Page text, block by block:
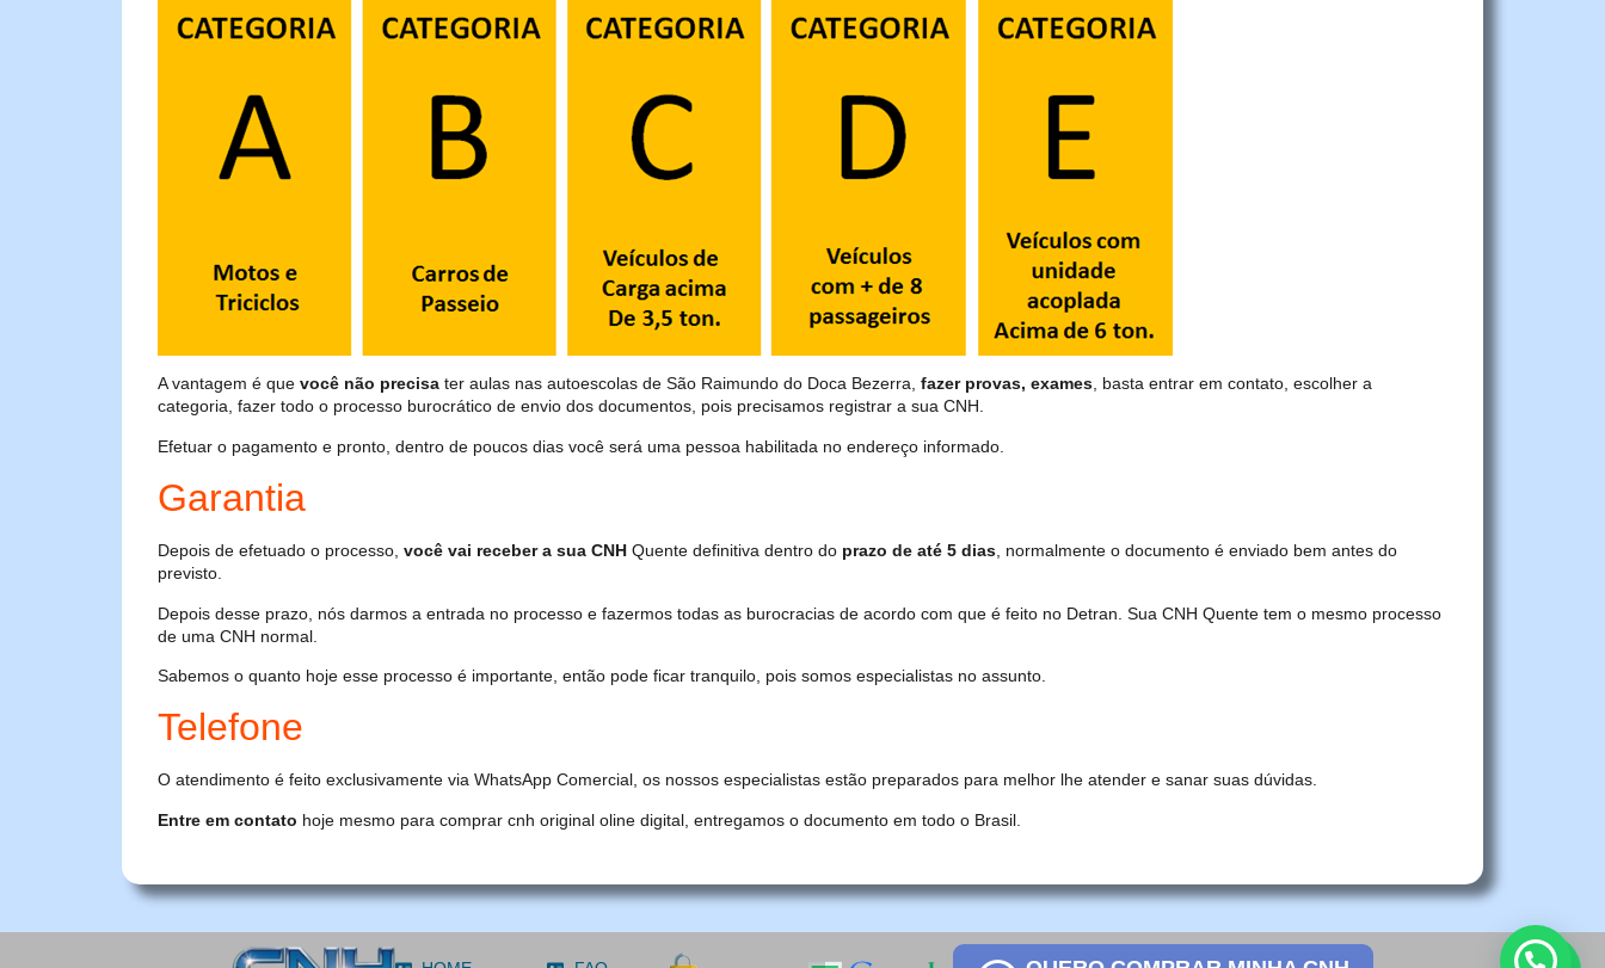
A vantagem é que você não precisa ter aulas nas autoescolas de São Raimundo do Doca Bezerra, fazer provas, exames, basta entrar em contato, escolher a
categoria, fazer todo o processo burocrático de envio dos documentos, pois precisamos registrar a sua CNH.
Efetuar o pagamento e pronto, dentro de poucos dias você será uma pessoa habilitada no endereço informado.
Garantia
Depois de efetuado o processo, você vai receber a sua CNH Quente definitiva dentro do prazo de até 5 dias, normalmente o documento é enviado bem antes do
previsto.
Depois desse prazo, nós darmos a entrada no processo e fazermos todas as burocracias de acordo com que é feito no Detran. Sua CNH Quente tem o mesmo processo
de uma CNH normal.
Sabemos o quanto hoje esse processo é importante, então pode ficar tranquilo, pois somos especialistas no assunto.
Telefone
O atendimento é feito exclusivamente via WhatsApp Comercial, os nossos especialistas estão preparados para melhor lhe atender e sanar suas dúvidas.
Entre em contato hoje mesmo para comprar cnh original oline digital, entregamos o documento em todo o Brasil.